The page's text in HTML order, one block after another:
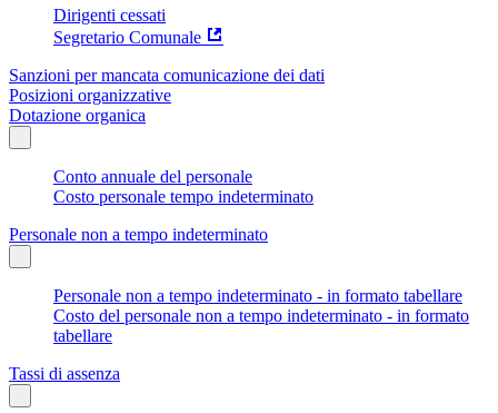
Dirigenti cessati
Segretario Comunale
Sanzioni per mancata comunicazione dei dati
Posizioni organizzative
Dotazione organica
Conto annuale del personale
Costo personale tempo indeterminato
Personale non a tempo indeterminato
Personale non a tempo indeterminato - in formato tabellare
Costo del personale non a tempo indeterminato - in formato
tabellare
Tassi di assenza